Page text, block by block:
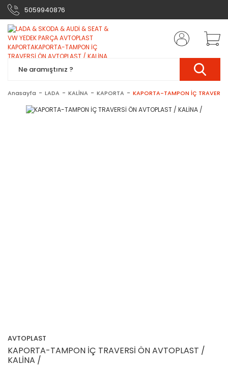
5059940876
Anasayfa LADA KALİNA KAPORTA KAPORTA-TAMPON İÇ
AVTOPLAST
KAPORTA-TAMPON İÇ TRAVERSİ ÖN AVTOPLAST /
KALİNA /